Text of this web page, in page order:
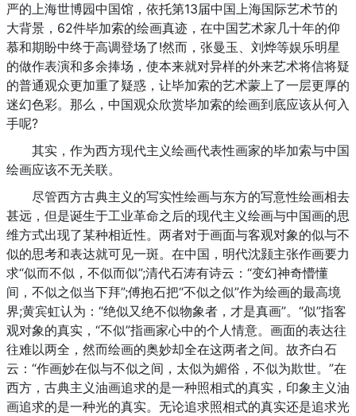
严的上海世博园中国馆，依托第13届中国上海国际艺术节的
大背景，62件毕加索的绘画真迹，在中国艺术家几十年的仰
慕和期盼中终于高调登场了!然而，张曼玉、刘烨等娱乐明星
的做作表演和多余捧场，使本来就对异样的外来艺术将信将疑
的普通观众更加重了疑惑，让毕加索的艺术蒙上了一层更厚的
迷幻色彩。那么，中国观众欣赏毕加索的绘画到底应该从何入
手呢?
其实，作为西方现代主义绘画代表性画家的毕加索与中国
绘画应该不无关联。
尽管西方古典主义的写实性绘画与东方的写意性绘画相去
甚远，但是诞生于工业革命之后的现代主义绘画与中国画的思
维方式出现了某种相近性。两者对于画面与客观对象的似与不
似的思考和表达就可见一斑。在中国，明代沈颢主张作画要力
求“似而不似，不似而似”;清代石涛有诗云：“变幻神奇懵懂
间，不似之似当下拜”;傅抱石把“不似之似”作为绘画的最高境
界;黄宾虹认为：“绝似又绝不似物象者，才是真画”。“似”指客
观对象的真实，“不似”指画家心中的个人情意。画面的表达往
往难以两全，然而绘画的奥妙却全在这两者之间。故齐白石
云：“作画妙在似与不似之间，太似为媚俗，不似为欺世。”在
西方，古典主义油画追求的是一种照相式的真实，印象主义油
画追求的是一种光的真实。无论追求照相式的真实还是追求光